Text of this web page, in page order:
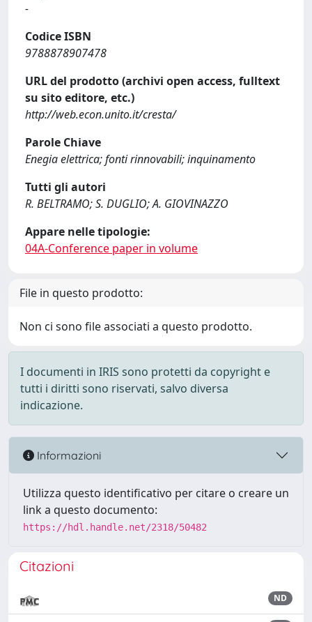
-
Codice ISBN
9788878907478
URL del prodotto (archivi open access, fulltext
su sito editore, etc.)
http://web.econ.unito.it/cresta/
Parole Chiave
Enegia elettrica; fonti rinnovabili; inquinamento
Tutti gli autori
R. BELTRAMO; S. DUGLIO; A. GIOVINAZZO
Appare nelle tipologie:
04A-Conference paper in volume
File in questo prodotto:
Non ci sono file associati a questo prodotto.
I documenti in IRIS sono protetti da copyright e
tutti i diritti sono riservati, salvo diversa
indicazione.
Informazioni
Utilizza questo identificativo per citare o creare un
link a questo documento:
https://hdl.handle.net/2318/50482
Citazioni
ND